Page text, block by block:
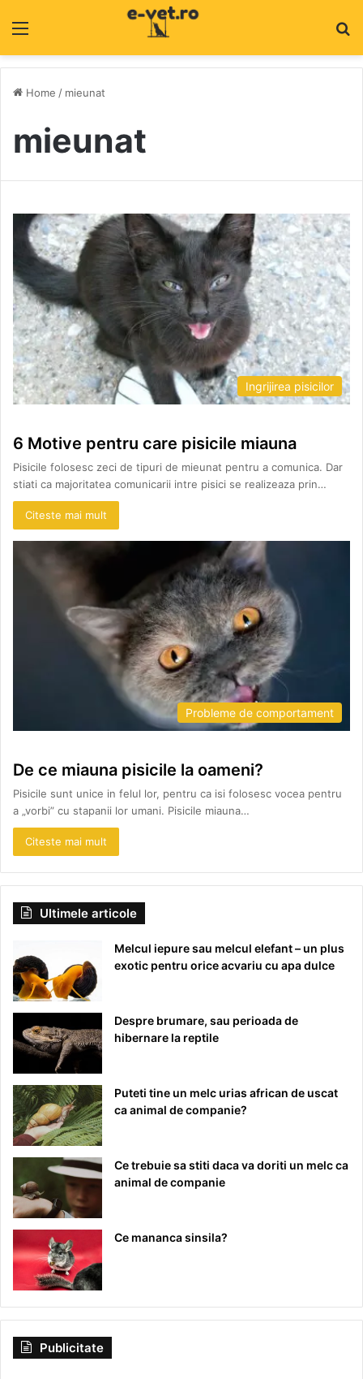
Home / mieunat
mieunat
Ingrijirea pisicilor
6 Motive pentru care pisicile miauna
Pisicile folosesc zeci de tipuri de mieunat pentru a comunica. Dar
stiati ca majoritatea comunicarii intre pisici se realizeaza prin…
Citeste mai mult
Probleme de comportament
De ce miauna pisicile la oameni?
Pisicile sunt unice in felul lor, pentru ca isi folosesc vocea pentru
a „vorbi” cu stapanii lor umani. Pisicile miauna…
Citeste mai mult
Ultimele articole
Melcul iepure sau melcul elefant – un plus
exotic pentru orice acvariu cu apa dulce
Despre brumare, sau perioada de
hibernare la reptile
Puteti tine un melc urias african de uscat
ca animal de companie?
Ce trebuie sa stiti daca va doriti un melc ca
animal de companie
Ce mananca sinsila?
Publicitate